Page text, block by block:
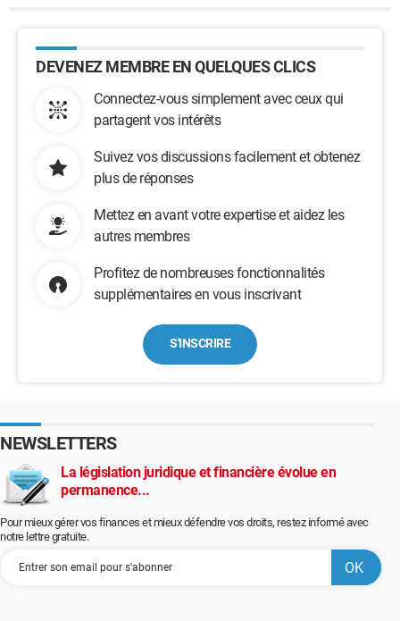
DEVENEZ MEMBRE EN QUELQUES CLICS
Connectez-vous simplement avec ceux qui
partagent vos intérêts
Suivez vos discussions facilement et obtenez
plus de réponses
Mettez en avant votre expertise et aidez les
autres membres
Profitez de nombreuses fonctionnalités
supplémentaires en vous inscrivant
S'INSCRIRE
NEWSLETTERS
La législation juridique et financière évolue en
permanence...
Pour mieux gérer vos finances et mieux défendre vos droits, restez informé avec
notre lettre gratuite.